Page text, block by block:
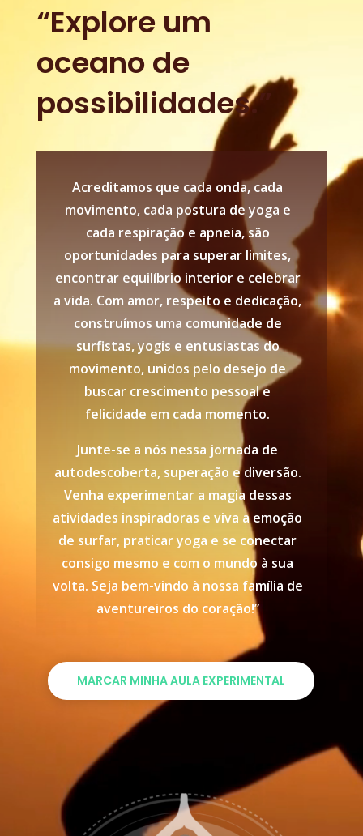
“Explore um
oceano de
possibilidades.”
Acreditamos que cada onda, cada
movimento, cada postura de yoga e
cada respiração e apneia, são
oportunidades para superar limites,
encontrar equilíbrio interior e celebrar
a vida. Com amor, respeito e dedicação,
construímos uma comunidade de
surfistas, yogis e entusiastas do
movimento, unidos pelo desejo de
buscar crescimento pessoal e
felicidade em cada momento.
Junte-se a nós nessa jornada de
autodescoberta, superação e diversão.
Venha experimentar a magia dessas
atividades inspiradoras e viva a emoção
de surfar, praticar yoga e se conectar
consigo mesmo e com o mundo à sua
volta. Seja bem-vindo à nossa família de
aventureiros do coração!”
MARCAR MINHA AULA EXPERIMENTAL